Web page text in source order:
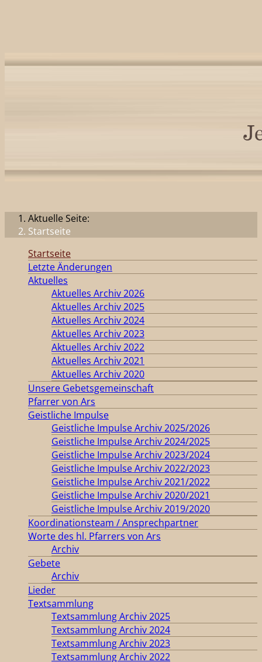
Aktuelle Seite:
Startseite
Startseite
Letzte Änderungen
Aktuelles
Aktuelles Archiv 2026
Aktuelles Archiv 2025
Aktuelles Archiv 2024
Aktuelles Archiv 2023
Aktuelles Archiv 2022
Aktuelles Archiv 2021
Aktuelles Archiv 2020
Unsere Gebetsgemeinschaft
Pfarrer von Ars
Geistliche Impulse
Geistliche Impulse Archiv 2025/2026
Geistliche Impulse Archiv 2024/2025
Geistliche Impulse Archiv 2023/2024
Geistliche Impulse Archiv 2022/2023
Geistliche Impulse Archiv 2021/2022
Geistliche Impulse Archiv 2020/2021
Geistliche Impulse Archiv 2019/2020
Koordinationsteam / Ansprechpartner
Worte des hl. Pfarrers von Ars
Archiv
Gebete
Archiv
Lieder
Textsammlung
Textsammlung Archiv 2025
Textsammlung Archiv 2024
Textsammlung Archiv 2023
Textsammlung Archiv 2022